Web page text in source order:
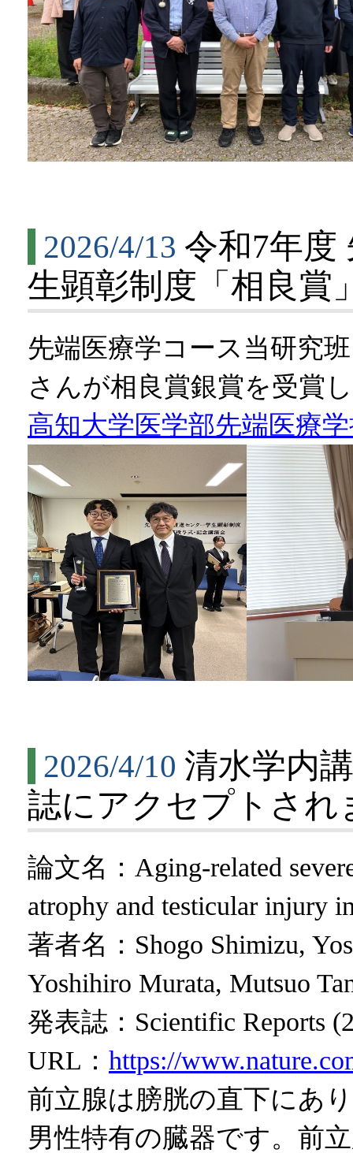
2026/4/13 令和7年度
生顕彰制度「相良賞
先端医療学コース当研究
さんが相良賞銀賞を受賞
高知大学医学部先端医療
2026/4/10 清水学内
誌にアクセプトされ
論文名：Aging-related
atrophy and testicular injury
著者名：Shogo Shimizu,
Yoshihiro Murata, Mutsuo
発表誌：Scientific Reports
URL： https://
前立腺は膀胱の直下にあ
男性特有の臓器です。前